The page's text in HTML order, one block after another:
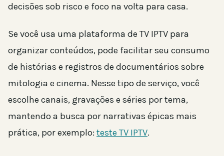
decisões sob risco e foco na volta para casa.
Se você usa uma plataforma de TV IPTV para
organizar conteúdos, pode facilitar seu consumo
de histórias e registros de documentários sobre
mitologia e cinema. Nesse tipo de serviço, você
escolhe canais, gravações e séries por tema,
mantendo a busca por narrativas épicas mais
prática, por exemplo: teste TV IPTV.